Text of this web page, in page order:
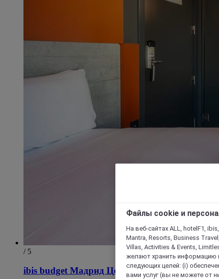
/ 5
ibis budget Мадрид Центр Лавапьес
Файлы cookie и
На веб-сайтах ALL, hotelF1,
Mantra, Resorts, Business
Villas, Activities & Events,
желают хранить информацию
следующих целей: (i)
вами услуг (вы не можете от